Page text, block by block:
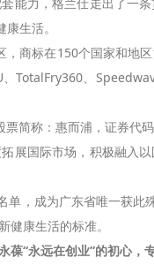
生活。
标在150个国家和地
TotalFry360、
称：惠而浦，证券代
展国际市场，积极融入
，成为广东省唯一获此
康生活的标准。
“永远在创业”的初心